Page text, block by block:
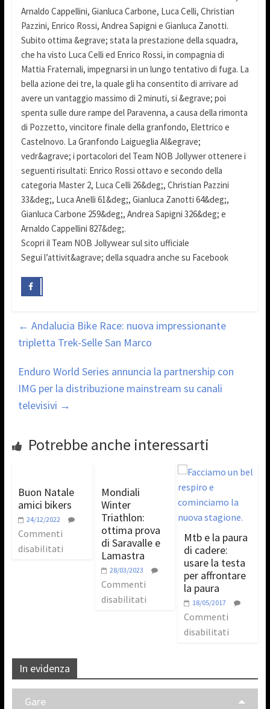
Arnaldo Cappellini, Gianluca Carbone, Luca Celli, Christian
Pazzini, Enrico Rossi, Andrea Sapigni e Gianluca Zanotti.
Subito ottima &egrave; stata la prestazione della squadra,
che ha visto Luca Celli ed Enrico Rossi, in compagnia di
Mattia Fraternali, impegnarsi in un lungo tentativo di fuga. La
bella azione dei tre, la quale gli ha consentito di arrivare ad
avere un vantaggio massimo di 2 minuti, si &egrave; poi
spenta sulle dure rampe del Paravenna, a causa della rimonta
di Pozzetto, vincitore finale della granfondo, Elettrico e
Castelnovo. La Granfondo Laigueglia Al&egrave;
vedr&agrave; i portacolori del Team NOB Jollywer ottenere i
seguenti risultati: Enrico Rossi ottavo e secondo della
categoria Master 2, Luca Celli 26&deg;, Christian Pazzini
33&deg;, Luca Anelli 61&deg;, Gianluca Zanotti 64&deg;,
Gianluca Carbone 259&deg;, Andrea Sapigni 326&deg; e
Arnaldo Cappellini 827&deg;.
Scopri il Team NOB Jollywear sul sito ufficiale
Segui l’attivit&agrave; della squadra anche su Facebook
← Andalucia Bike Race: nuova impressionante
tripletta Trek-Selle San Marco
Enduro World Series annuncia la partnership con
IMG per la distribuzione mainstream su canali
televisivi →
Potrebbe anche interessarti
Buon Natale
amici bikers
24/12/2022
Commenti
disabilitati
Mondiali
Winter
Triathlon:
ottima prova
di Saravalle e
Lamastra
28/03/2023
Commenti
disabilitati
Mtb e la paura
di cadere:
usare la testa
per affrontare
la paura
18/05/2017
Commenti
disabilitati
In evidenza
Gare